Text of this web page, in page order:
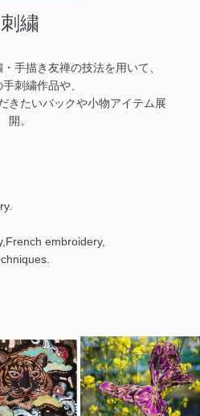
刺繍
手描き友禅の技法を用いて、
刺繍作品や、
きたいバックや小物アイテム展
開。
embroidery,